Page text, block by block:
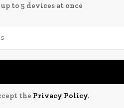
to 5 devices at once
the Privacy Policy.